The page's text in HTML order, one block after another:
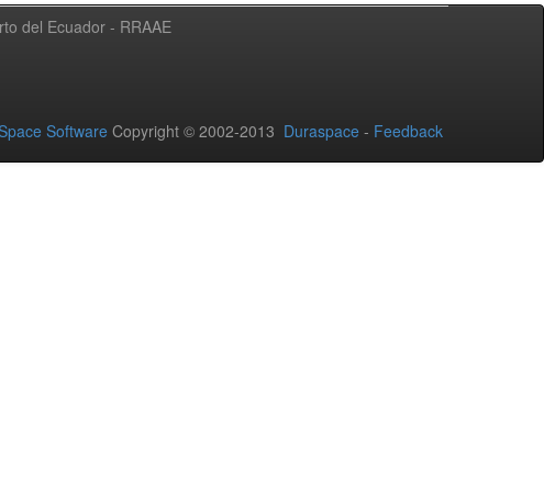
del Ecuador - RRAAE
Software Copyright © 2002-2013 Duraspace - Feedback